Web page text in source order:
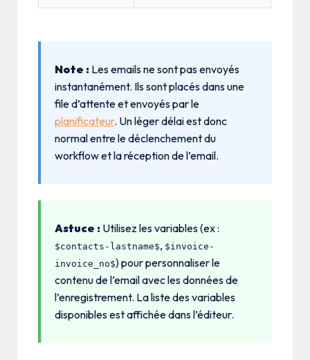
Note : Les emails ne sont pas envoyés
instantanément. Ils sont placés dans une
file d’attente et envoyés par le
planificateur. Un léger délai est donc
normal entre le déclenchement du
workflow et la réception de l’email.
Astuce : Utilisez les variables (ex :
$contacts-lastname$, $invoice-
invoice_no$) pour personnaliser le
contenu de l’email avec les données de
l’enregistrement. La liste des variables
disponibles est affichée dans l’éditeur.